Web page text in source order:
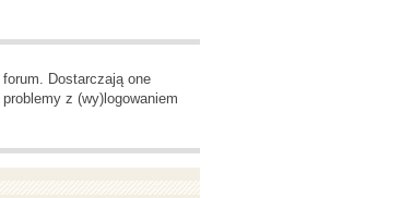
Dostarczają one
z (wy)logowaniem